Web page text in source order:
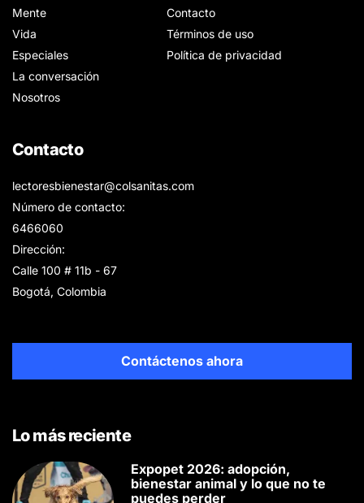
Mente
Vida
Especiales
La conversación
Nosotros
Contacto
Términos de uso
Política de privacidad
Contacto
lectoresbienestar@colsanitas.com
Número de contacto:
6466060
Dirección:
Calle 100 # 11b - 67
Bogotá, Colombia
Contáctenos ahora
Lo más reciente
Expopet 2026: adopción,
bienestar animal y lo que no te
puedes perder